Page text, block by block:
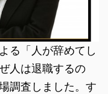
る「人が辞めてし
人は退職するの
調査しました。す